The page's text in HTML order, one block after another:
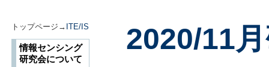
2020/11
トップページ→ ITE/IS
情報センシング
研究会について